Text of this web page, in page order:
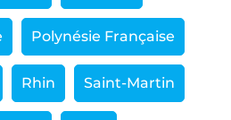
Polynésie Française
Rhin Saint-Martin